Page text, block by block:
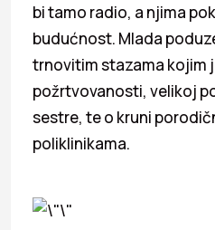
bi tamo radio, a njima
budućnost. Mlada
trnovitim stazama kojim
požrtvovanosti, velikoj
sestre, te o kruni
poliklinikama.